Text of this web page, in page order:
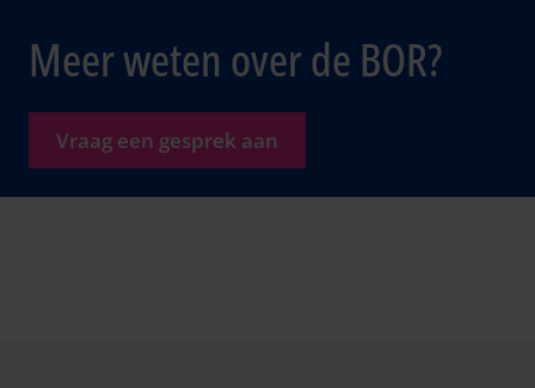
Meer weten over de BOR?
Vraag een gesprek aan